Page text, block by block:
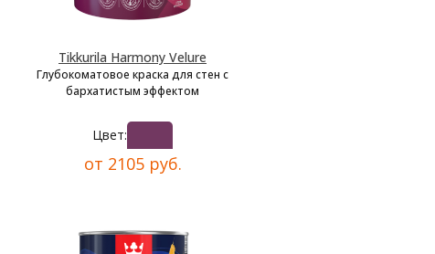
Tikkurila Harmony Velure
Глубокоматовое краска для стен с
бархатистым эффектом
Цвет:
от 2105 руб.